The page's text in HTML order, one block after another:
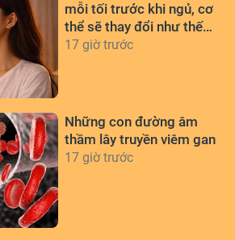
mỗi tối trước khi ngủ, cơ
thể sẽ thay đổi như thế
nào?
17 giờ trước
Những con đường âm
thầm lây truyền viêm gan
17 giờ trước